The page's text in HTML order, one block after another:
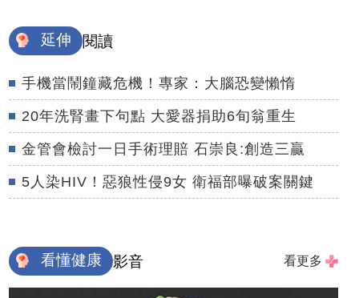
延伸 閱讀
手機當鬧鐘藏危機！專家：大腦恐變懶惰
20年洗腎畫下句點 大愛器捐助6旬翁重生
金管會檢討一日手術理賠 石崇良:創造三贏
5人染HIV！惡狼性侵9女 衛福部曝破案關鍵
看懂健康 影音 看更多